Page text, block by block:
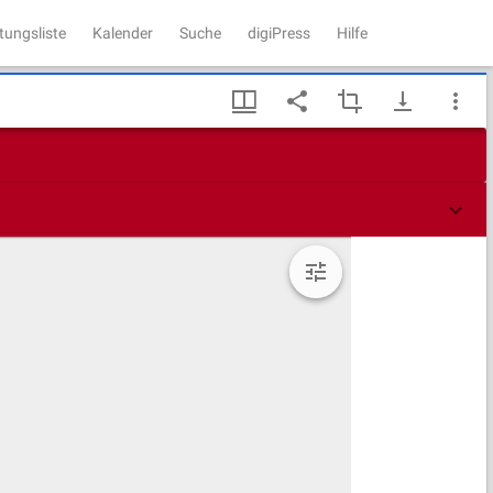
Kalender Suche digiPress Hilfe